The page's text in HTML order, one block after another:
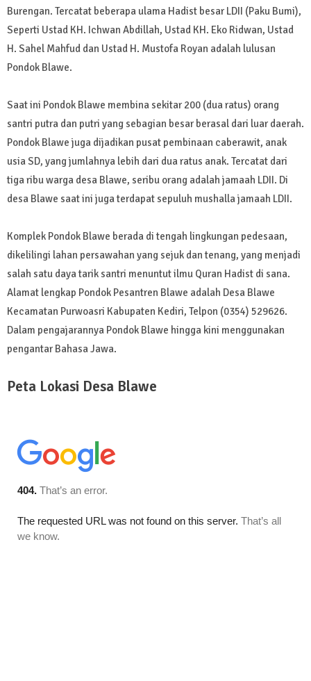
Burengan. Tercatat beberapa ulama Hadist besar LDII (Paku Bumi),
Seperti Ustad KH. Ichwan Abdillah, Ustad KH. Eko Ridwan, Ustad
H. Sahel Mahfud dan Ustad H. Mustofa Royan adalah lulusan
Pondok Blawe.
Saat ini Pondok Blawe membina sekitar 200 (dua ratus) orang
santri putra dan putri yang sebagian besar berasal dari luar daerah.
Pondok Blawe juga dijadikan pusat pembinaan caberawit, anak
usia SD, yang jumlahnya lebih dari dua ratus anak. Tercatat dari
tiga ribu warga desa Blawe, seribu orang adalah jamaah LDII. Di
desa Blawe saat ini juga terdapat sepuluh mushalla jamaah LDII.
Komplek Pondok Blawe berada di tengah lingkungan pedesaan,
dikelilingi lahan persawahan yang sejuk dan tenang, yang menjadi
salah satu daya tarik santri menuntut ilmu Quran Hadist di sana.
Alamat lengkap Pondok Pesantren Blawe adalah Desa Blawe
Kecamatan Purwoasri Kabupaten Kediri, Telpon (0354) 529626.
Dalam pengajarannya Pondok Blawe hingga kini menggunakan
pengantar Bahasa Jawa.
Peta Lokasi Desa Blawe